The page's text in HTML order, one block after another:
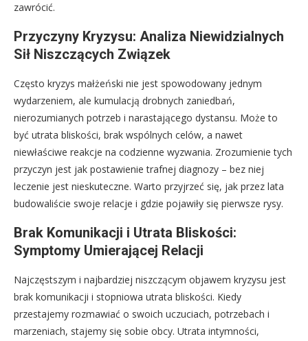
zawrócić.
Przyczyny Kryzysu: Analiza Niewidzialnych
Sił Niszczących Związek
Często kryzys małżeński nie jest spowodowany jednym
wydarzeniem, ale kumulacją drobnych zaniedbań,
nierozumianych potrzeb i narastającego dystansu. Może to
być utrata bliskości, brak wspólnych celów, a nawet
niewłaściwe reakcje na codzienne wyzwania. Zrozumienie tych
przyczyn jest jak postawienie trafnej diagnozy – bez niej
leczenie jest nieskuteczne. Warto przyjrzeć się, jak przez lata
budowaliście swoje relacje i gdzie pojawiły się pierwsze rysy.
Brak Komunikacji i Utrata Bliskości:
Symptomy Umierającej Relacji
Najczęstszym i najbardziej niszczącym objawem kryzysu jest
brak komunikacji i stopniowa utrata bliskości. Kiedy
przestajemy rozmawiać o swoich uczuciach, potrzebach i
marzeniach, stajemy się sobie obcy. Utrata intymności,